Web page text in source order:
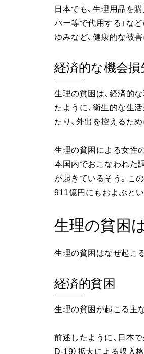
日本でも、生理用品を
パー等で代用する」な
ゆみなど、健康的な被
経済的な機会
生理の貧困は、経済的
たように、衛生的な生
たり、外出を控えるた
生理の貧困による女性
本国内でおこなわれた
が起きているそう。こ
911億円にもおよぶとい
生理の貧困
生理の貧困はなぜ起こ
経済的貧困
生理の貧困が起こる主
前述したように、日本
D-19）拡大による収入